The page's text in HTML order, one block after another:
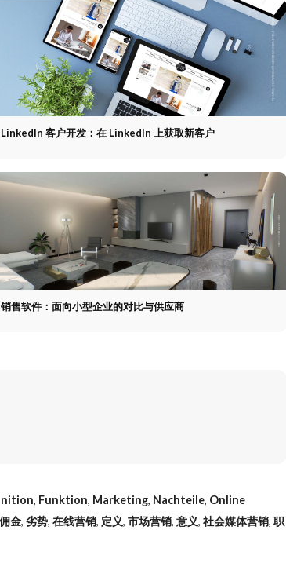
LinkedIn 客户开发：在 LinkedIn 上获取新客户
销售软件：面向小型企业的对比与供应商
, Funktion, Marketing, Nachteile, Online
佣金, 劣势, 在线营销, 定义, 市场营销, 意义, 社会媒体营销, 职